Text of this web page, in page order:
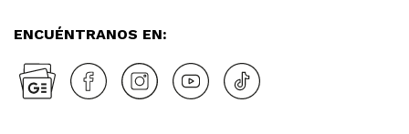
ENCUÉNTRANOS EN: